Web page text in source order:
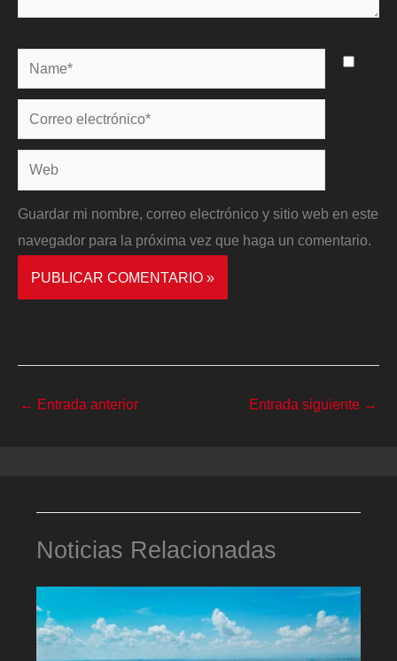
Name*
Correo
electrónico*
Web
Guardar mi nombre, correo electrónico y sitio web en este
navegador para la próxima vez que haga un comentario.
← Entrada anterior Entrada siguiente →
Noticias Relacionadas